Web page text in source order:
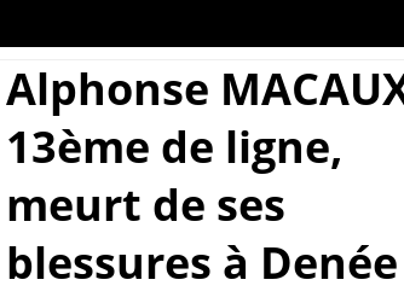
Alphonse
13ème de ligne,
meurt de ses
blessures à